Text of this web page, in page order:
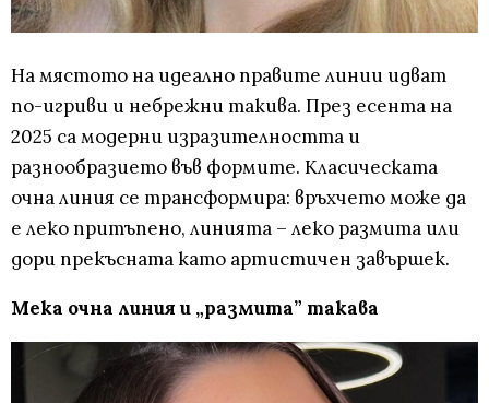
На мястото на идеално правите линии идват
по-игриви и небрежни такива. През есента на
2025 са модерни изразителността и
разнообразието във формите. Класическата
очна линия се трансформира: връхчето може да
е леко притъпенo, линията – леко размита или
дори прекъсната като артистичен завършек.
Мека очна линия и „размита” такава